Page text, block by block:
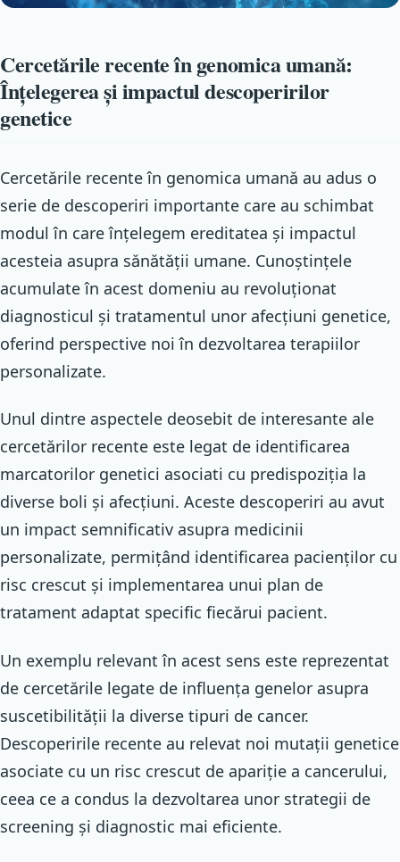
Cercetările recente în genomica umană:
Înțelegerea și impactul descoperirilor
genetice
Cercetările recente în genomica umană au adus o
serie de descoperiri importante care au schimbat
modul în care înțelegem ereditatea și impactul
acesteia asupra sănătății umane. Cunoștințele
acumulate în acest domeniu au revoluționat
diagnosticul și tratamentul unor afecțiuni genetice,
oferind perspective noi în dezvoltarea terapiilor
personalizate.
Unul dintre aspectele deosebit de interesante ale
cercetărilor recente este legat de identificarea
marcatorilor genetici asociati cu predispoziția la
diverse boli și afecțiuni. Aceste descoperiri au avut
un impact semnificativ asupra medicinii
personalizate, permițând identificarea pacienților cu
risc crescut și implementarea unui plan de
tratament adaptat specific fiecărui pacient.
Un exemplu relevant în acest sens este reprezentat
de cercetările legate de influența genelor asupra
suscetibilității la diverse tipuri de cancer.
Descoperirile recente au relevat noi mutații genetice
asociate cu un risc crescut de apariție a cancerului,
ceea ce a condus la dezvoltarea unor strategii de
screening și diagnostic mai eficiente.